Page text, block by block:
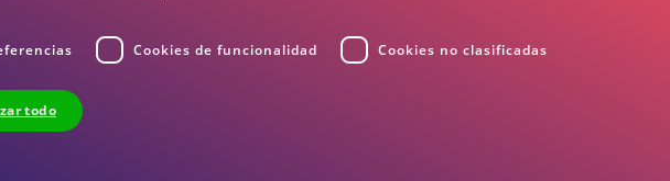
Cookies de funcionalidad Cookies no clasificadas
todo